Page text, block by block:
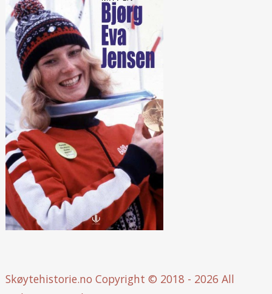
Skøytehistorie.no Copyright © 2018 - 2026 All